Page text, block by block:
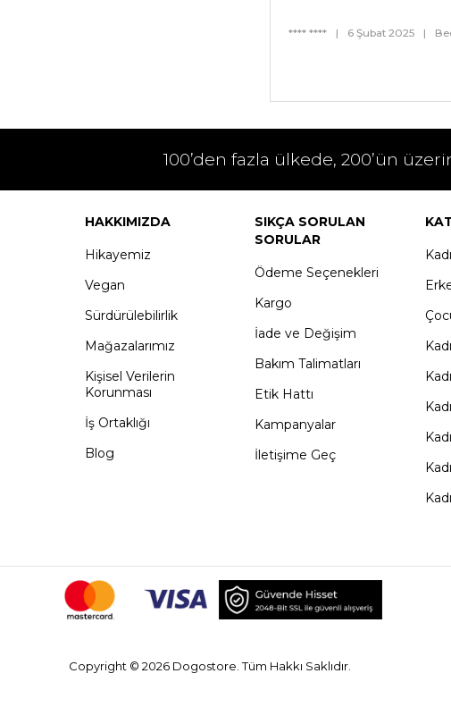
**** **** | 6 Şubat 2025 |
100’den fazla ülkede, 200’ün
HAKKIMIZDA
Hikayemiz
Vegan
Sürdürülebilirlik
Mağazalarımız
Kişisel Verilerin
Korunması
İş Ortaklığı
Blog
SIKÇA SORULAN
SORULAR
Ödeme Seçenekleri
Kargo
İade ve Değişim
Bakım Talimatları
Etik Hattı
Kampanyalar
İletişime Geç
Copyright © 2026 Dogostore. Tüm Hakkı Saklıdır.